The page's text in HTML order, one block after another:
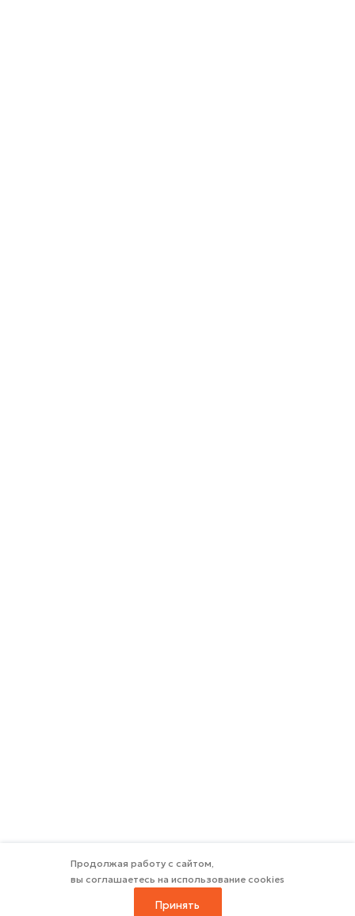
Продолжая работу с сайтом,
вы соглашаетесь на использование cookies
Принять